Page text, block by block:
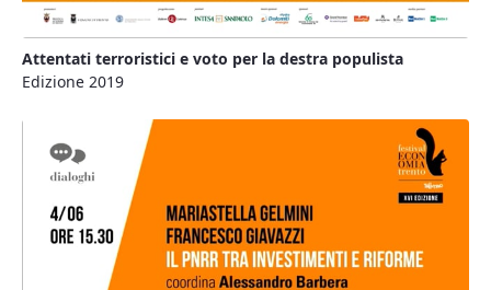
Attentati terroristici e voto per la destra populista
Edizione 2019